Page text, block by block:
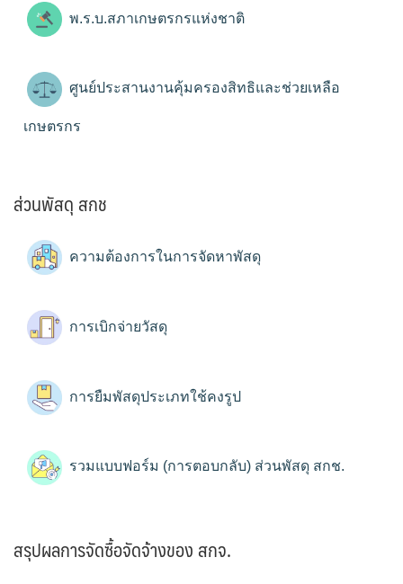
พ.ร.บ.สภาเกษตรกรแห่งชาติ
ศูนย์ประสานงานคุ้มครองสิทธิและช่วยเหลือ
เกษตรกร
ส่วนพัสดุ สกช
ความต้องการในการจัดหาพัสดุ
การเบิกจ่ายวัสดุ
การยืมพัสดุประเภทใช้คงรูป
รวมแบบฟอร์ม (การตอบกลับ) ส่วนพัสดุ สกช.
สรุปผลการจัดซื้อจัดจ้างของ สกจ.